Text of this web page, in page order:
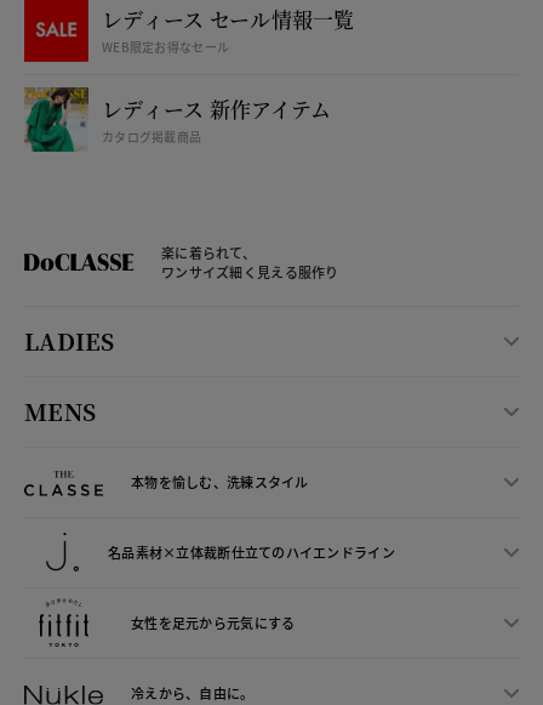
レディース セール情報一覧
WEB限定お得なセール
レディース 新作アイテム
カタログ掲載商品
楽に着られて、
ワンサイズ細く見える服作り
LADIES
MENS
本物を愉しむ、洗練スタイル
名品素材×立体裁断仕立てのハイエンドライン
女性を足元から元気にする
冷えから、 自由に。